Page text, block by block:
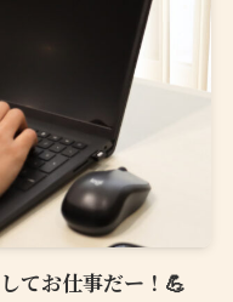
てお仕事だー！💪